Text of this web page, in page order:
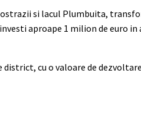
si lacul Plumbuita,
aproape 1 milion de euro in